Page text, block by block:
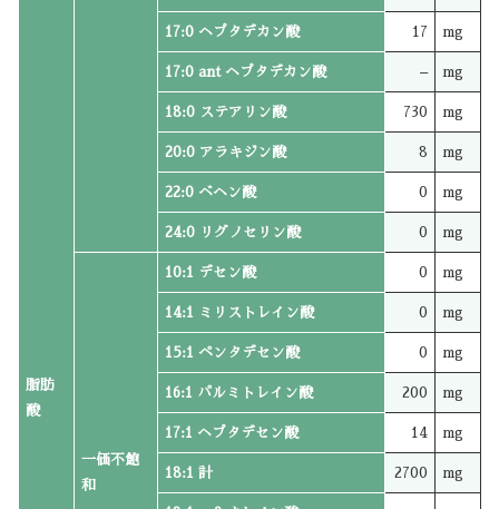
脂肪
酸
17:0 ヘプタデカン酸 17 mg
17:0 ant ヘプタデカン酸 – mg
18:0 ステアリン酸 730 mg
20:0 アラキジン酸 8 mg
22:0 ベヘン酸 0 mg
24:0 リグノセリン酸 0 mg
一価不飽
和
10:1 デセン酸 0 mg
14:1 ミリストレイン酸 0 mg
15:1 ペンタデセン酸 0 mg
16:1 パルミトレイン酸 200 mg
17:1 ヘプタデセン酸 14 mg
18:1 計 2700 mg